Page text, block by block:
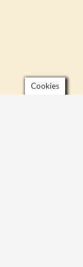
Cookies